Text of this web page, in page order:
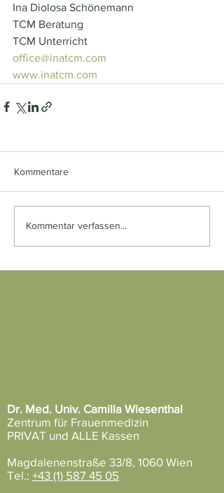
Ina Diolosa Schönemann
TCM Beratung
TCM Unterricht
office@inatcm.com
www.inatcm.com
Kommentare
Kommentar verfassen...
Dr. Med. Univ. Camilla Wiesenthal
Zentrum für Frauenmedizin
PRIVAT und ALLE Kassen
Magdalenenstraße 33/8, 1060 Wien
Tel.: +43 (1) 587 45 05